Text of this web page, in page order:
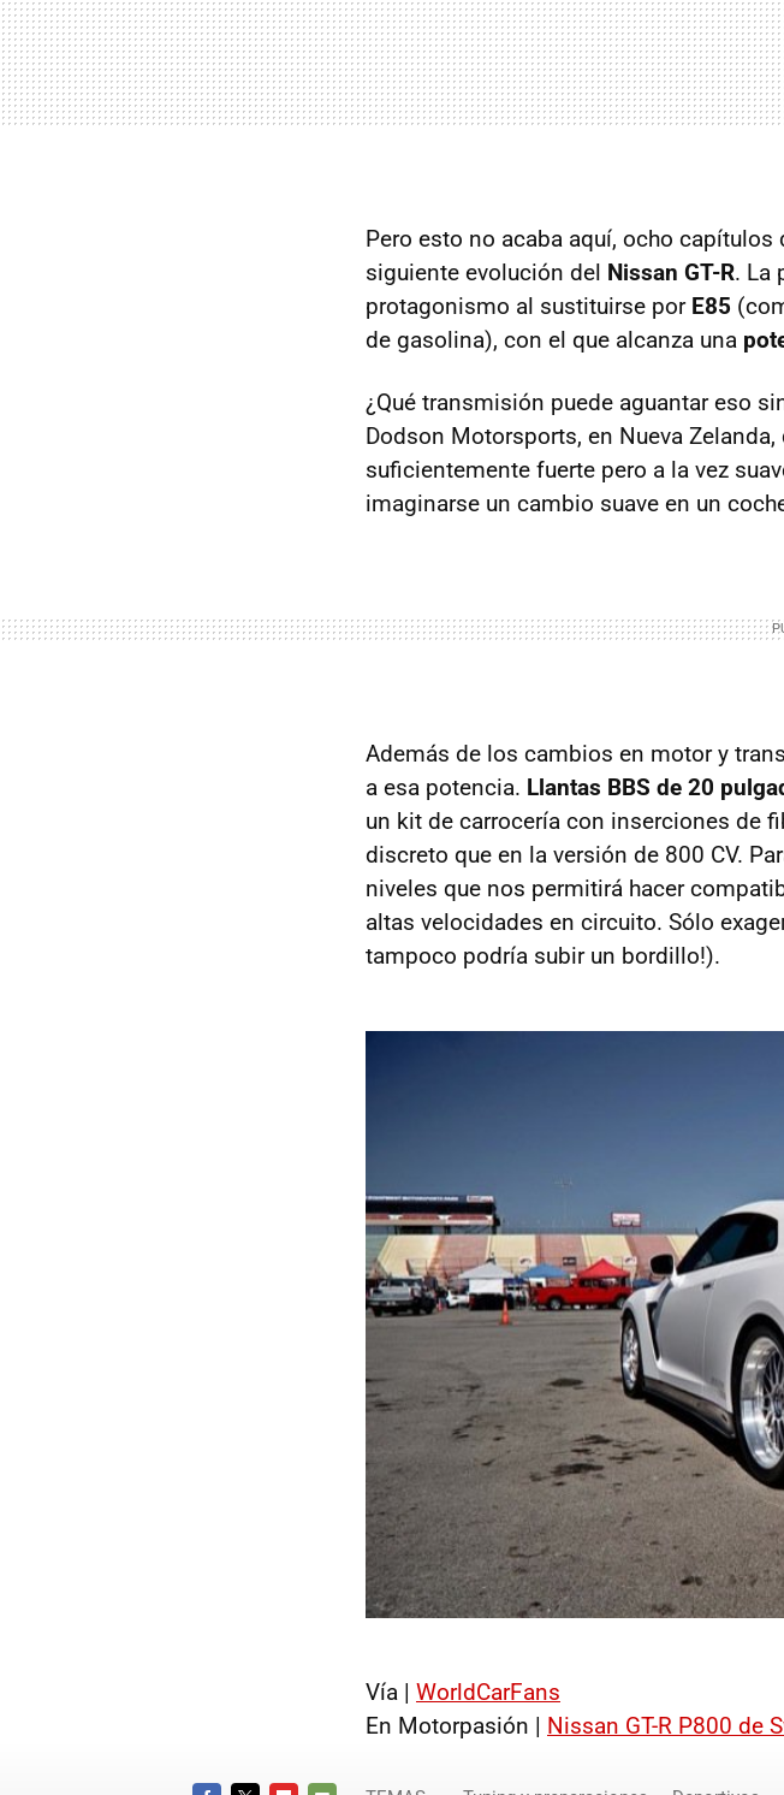
Pero esto no acaba aquí, ocho capítulos
siguiente evolución del Nissan GT-R. La
protagonismo al sustituirse por E85
de gasolina), con el que alcanza una
¿Qué transmisión puede aguantar eso
Dodson Motorsports, en Nueva
suficientemente fuerte pero a la vez
imaginarse un cambio suave en un
Además de los cambios en motor y
a esa potencia. Llantas BBS de 20
un kit de carrocería con inserciones de
discreto que en la versión de 800 CV.
niveles que nos permitirá hacer
altas velocidades en circuito. Sólo
tampoco podría subir un bordillo!).
Vía | WorldCarFans
En Motorpasión | Nissan GT-R P800 de